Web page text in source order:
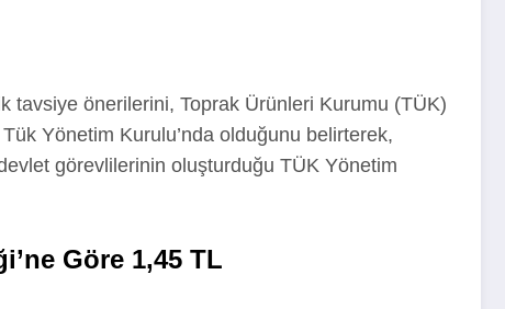
tavsiye önerilerini, Toprak Ürünleri Kurumu (TÜK)
Yönetim Kurulu’nda olduğunu belirterek,
görevlilerinin oluşturduğu TÜK Yönetim
Göre 1,45 TL